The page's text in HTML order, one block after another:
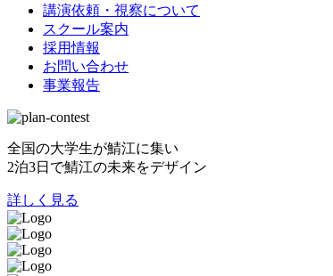
講演依頼・視察について
スクール案内
採用情報
お問い合わせ
事業報告
全国の大学生が鯖江に集い
2泊3日で鯖江の未来をデザイン
詳しく見る